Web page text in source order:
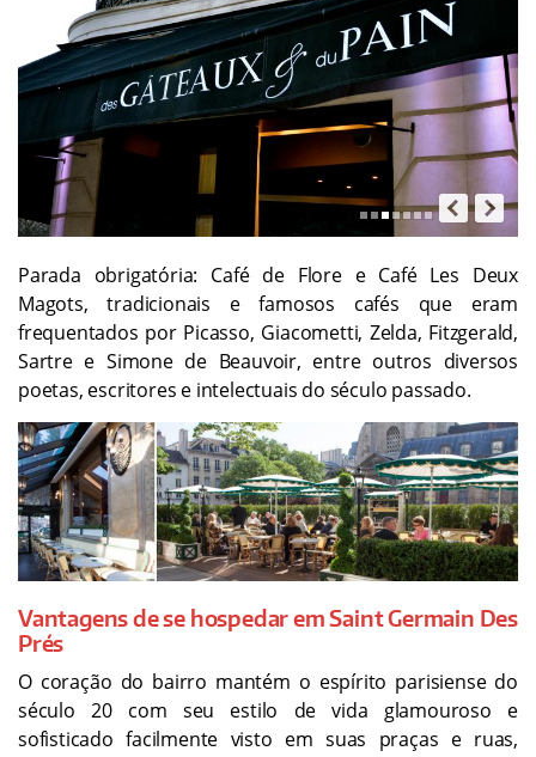
Parada obrigatória: Café de Flore e Café Les Deux
Magots, tradicionais e famosos cafés que eram
frequentados por Picasso, Giacometti, Zelda, Fitzgerald,
Sartre e Simone de Beauvoir, entre outros diversos
poetas, escritores e intelectuais do século passado.
Vantagens de se hospedar em Saint Germain Des
Prés
O coração do bairro mantém o espírito parisiense do
século 20 com seu estilo de vida glamouroso e
sofisticado facilmente visto em suas praças e ruas,